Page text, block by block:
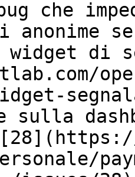
che
anonime
di
sulla